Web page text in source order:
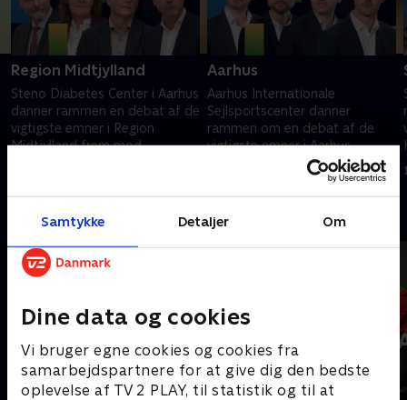
Samtykke Detaljer Om
Dine data og cookies
Vi bruger egne cookies og cookies fra
samarbejdspartnere for at give dig den bedste
oplevelse af TV 2 PLAY, til statistik og til at
Region Midtjylland
Steno Diabetes Center i Aarhus
danner rammen en debat af de
vigtigste emner i Region
Midtjylland frem mod
Aarhus
Aarhus Internationale
Sejlsportscenter danner
rammen om en debat af de
vigtigste emner i Aarhus
Kommune frem mod
kommunalvalget 18. november.
14. november 2025 • 76 min
Andre så også